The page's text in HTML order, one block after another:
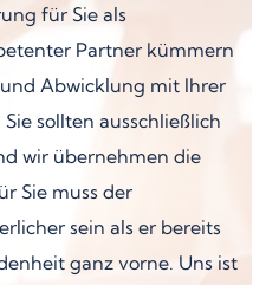
für Sie als
Partner kümmern
Abwicklung mit Ihrer
sollten ausschließlich
wir übernehmen die
Sie muss der
sein als er bereits
ganz vorne. Uns ist